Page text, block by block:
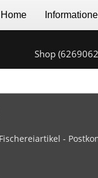
Home
Shop
-